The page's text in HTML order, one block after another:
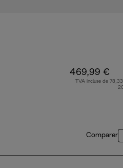
469,99 €
TVA incluse de
Comparer